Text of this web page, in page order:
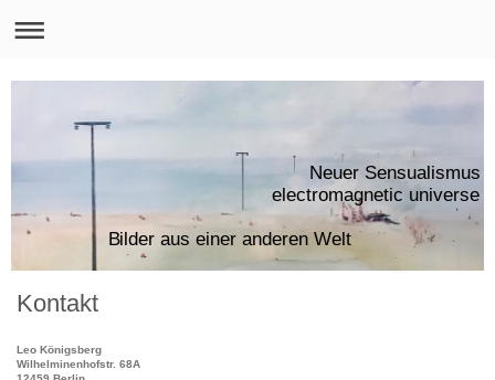
Neuer Sensualismus
Bilder aus einer anderen Welt
Kontakt
Leo Königsberg
Wilhelminenhofstr. 68A